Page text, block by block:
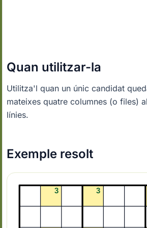
Quan utilitzar-la
Utilitza'l quan un únic candidat
mateixes quatre columnes (o files)
línies.
Exemple resolt